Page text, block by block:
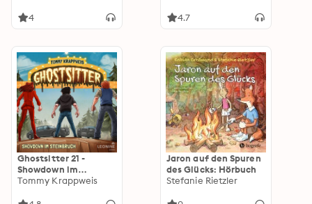
4 4.7
Ghostsitter 21 -
Showdown im
Steinbruch
Tommy Krappweis
Jaron auf den Spuren
des Glücks: Hörbuch
Stefanie Rietzler